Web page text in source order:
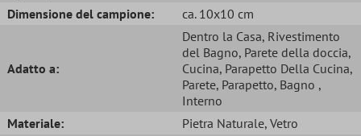
Dimensione del campione:
ca. 10x10 cm
Adatto a:
Dentro la Casa, Rivestimento
del Bagno, Parete della doccia,
Cucina, Parapetto Della Cucina,
Parete, Parapetto, Bagno ,
Interno
Materiale:
Pietra Naturale, Vetro